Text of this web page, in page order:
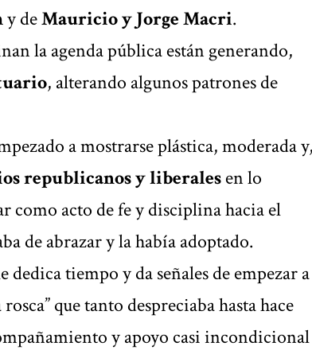
y deMauricio y Jorge Macri.
la agenda pública están generando,
, alterando algunos patrones de
a mostrarse plástica, moderada y,
republicanos y liberalesen lo
como acto de fe y disciplina hacia el
de abrazar y la había adoptado.
dedica tiempo y da señales de empezar a
que tanto despreciaba hasta hace
y apoyo casi incondicional